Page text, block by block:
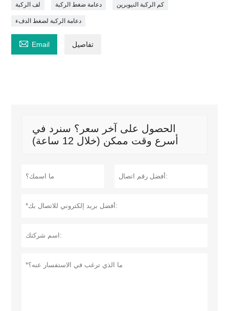
لف الركبة دعامة ضغط الركبة كم الركبة النيوبرين
دعامة الركبة لضغط الدفء
 Email تفاصيل
الحصول على آخر سعر؟ سنرد في
أسرع وقت ممكن (خلال 12 ساعة)